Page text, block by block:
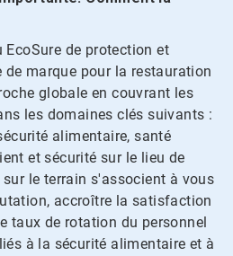
EcoSure de protection et
marque pour la restauration
globale en couvrant les
les domaines clés suivants :
alimentaire, santé
et sécurité sur le lieu de
le terrain s'associent à vous
accroître la satisfaction
taux de rotation du personnel
à la sécurité alimentaire et à